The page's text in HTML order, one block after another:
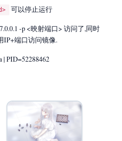
可以停止运行
-p <映射端口> 访问了,同时
IP+端口访问镜像.
PID=52288462